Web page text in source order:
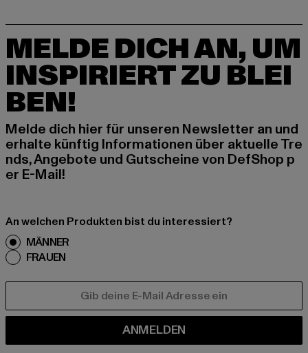
MELDE DICH AN, UM
INSPIRIERT ZU BLEI
BEN!
Melde dich hier für unseren Newsletter an und
erhalte künftig Informationen über aktuelle Tre
nds, Angebote und Gutscheine von DefShop p
er E-Mail!
An welchen Produkten bist du interessiert?
MÄNNER
FRAUEN
ANMELDEN